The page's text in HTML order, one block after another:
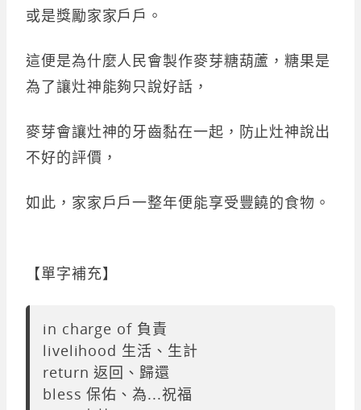
或是獎勵家家戶戶。
這便是為什麼人民會製作麥芽糖葫蘆，糖果是
為了讓灶神能夠只說好話，
麥芽會讓灶神的牙齒黏在一起，防止灶神說出
不好的評價，
如此，家家戶戶一整年便能享受豐饒的食物。
【單字補充】
in charge of 負責
livelihood 生活、生計
return 返回、歸還
bless 保佑、為...祝福